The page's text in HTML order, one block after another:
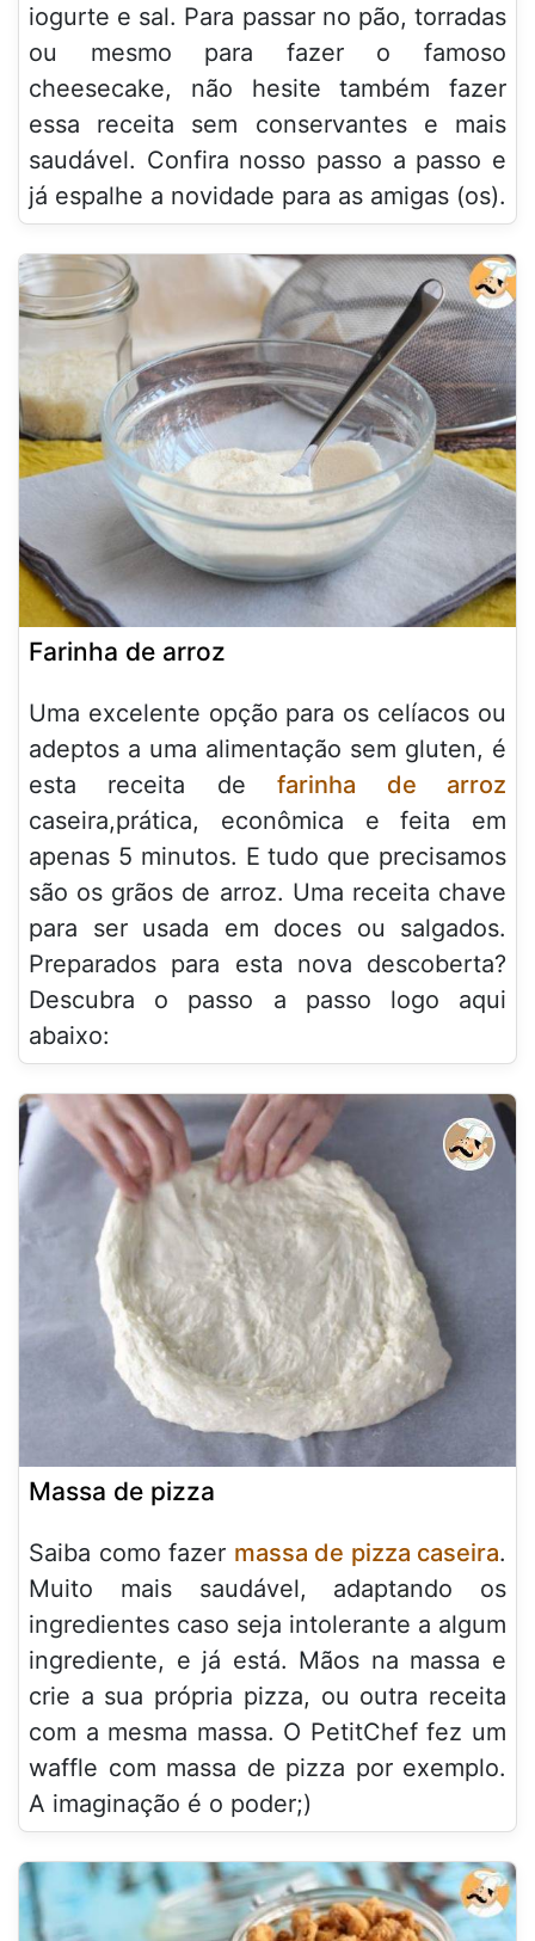
iogurte e sal. Para passar no pão, torradas
ou mesmo para fazer o famoso
cheesecake, não hesite também fazer
essa receita sem conservantes e mais
saudável. Confira nosso passo a passo e
já espalhe a novidade para as amigas (os).
Farinha de arroz
Uma excelente opção para os celíacos ou
adeptos a uma alimentação sem gluten, é
esta receita defarinha de arroz
caseira,prática, econômica e feita em
apenas 5 minutos. E tudo que precisamos
são os grãos de arroz. Uma receita chave
para ser usada em doces ou salgados.
Preparados para esta nova descoberta?
Descubra o passo a passo logo aqui
abaixo:
Massa de pizza
Saiba como fazer massa de pizza caseira.
Muito mais saudável, adaptando os
ingredientes caso seja intolerante a algum
ingrediente, e já está. Mãos na massa e
crie a sua própria pizza, ou outra receita
com a mesma massa. O PetitChef fez um
waffle com massa de pizza por exemplo.
A imaginação é o poder;)